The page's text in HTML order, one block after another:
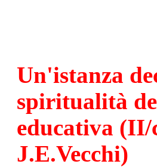
Un'istanza
spiritualità
educativa (II/
J.E.Vecchi)